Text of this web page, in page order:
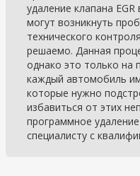
удаление клапана
могут возникнуть
технического
решаемо. Данная
однако это только на
каждый автомобиль
которые нужно
избавиться от этих
программное
специалисту с